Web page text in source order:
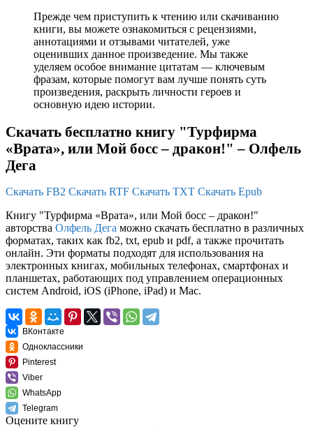
Прежде чем приступить к чтению или скачиванию
книги, вы можете ознакомиться с рецензиями,
аннотациями и отзывами читателей, уже
оценивших данное произведение. Мы также
уделяем особое внимание цитатам — ключевым
фразам, которые помогут вам лучше понять суть
произведения, раскрыть личности героев и
основную идею истории.
Скачать бесплатно книгу "Турфирма
«Врата», или Мой босс – дракон!" – Олфель
Дега
Скачать FB2 Скачать RTF Скачать TXT Скачать Epub
Книгу "Турфирма «Врата», или Мой босс – дракон!"
авторства Олфель Дега можно скачать бесплатно в различных
форматах, таких как fb2, txt, epub и pdf, а также прочитать
онлайн. Эти форматы подходят для использования на
электронных книгах, мобильных телефонах, смартфонах и
планшетах, работающих под управлением операционных
систем Android, iOS (iPhone, iPad) и Mac.
ВКонтакте
Одноклассники
Pinterest
Viber
WhatsApp
Telegram
Оцените книгу